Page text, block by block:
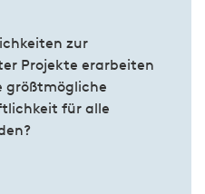
zur
Projekte erarbeiten
größtmögliche
für alle